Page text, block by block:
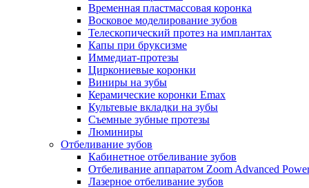
Временная пластмассовая коронка
Восковое моделирование зубов
Телескопический протез на имплантах
Капы при бруксизме
Иммедиат-протезы
Циркониевые коронки
Виниры на зубы
Керамические коронки Emax
Культевые вкладки на зубы
Съемные зубные протезы
Люминиры
Отбеливание зубов
Кабинетное отбеливание зубов
Отбеливание аппаратом Zoom Advanced
Лазерное отбеливание зубов